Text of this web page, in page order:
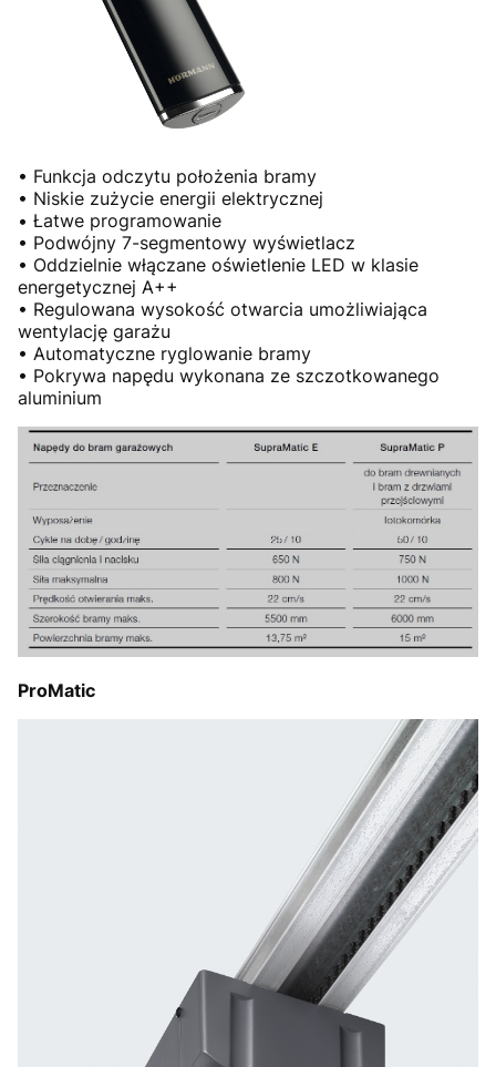
• Funkcja odczytu położenia bramy
• Niskie zużycie energii elektrycznej
• Łatwe programowanie
• Podwójny 7-segmentowy wyświetlacz
• Oddzielnie włączane oświetlenie LED w klasie
energetycznej A++
• Regulowana wysokość otwarcia umożliwiająca
wentylację garażu
• Automatyczne ryglowanie bramy
• Pokrywa napędu wykonana ze szczotkowanego
aluminium
ProMatic